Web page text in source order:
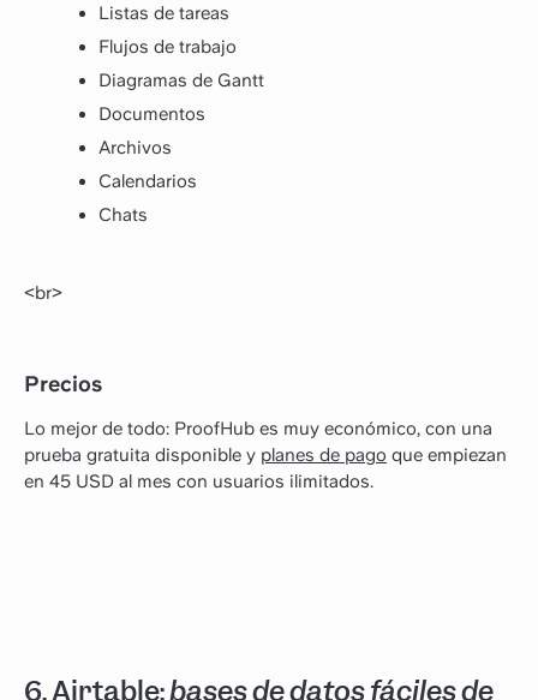
Listas de tareas
Flujos de trabajo
Diagramas de Gantt
Documentos
Archivos
Calendarios
Chats
<br>
Precios
Lo mejor de todo: ProofHub es muy económico, con una
prueba gratuita disponible y planes de pago que empiezan
en 45 USD al mes con usuarios ilimitados.
6. Airtable:bases de datos fáciles de